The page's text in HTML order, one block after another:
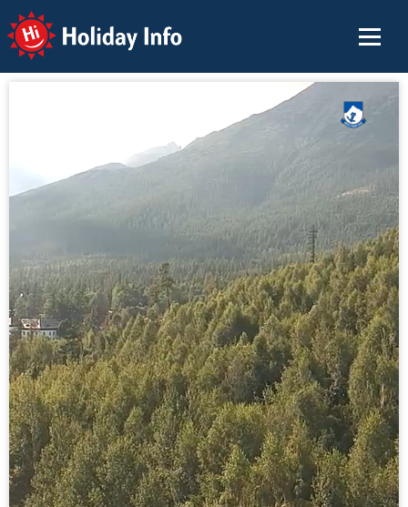
Holiday Info